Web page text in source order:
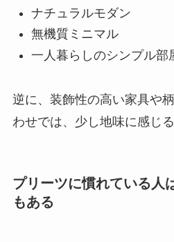
ナチュラルモダン
無機質ミニマル
一人暮らしのシンプル部
逆に、装飾性の高い家具や
わせでは、少し地味に感じ
プリーツに慣れている人
もある